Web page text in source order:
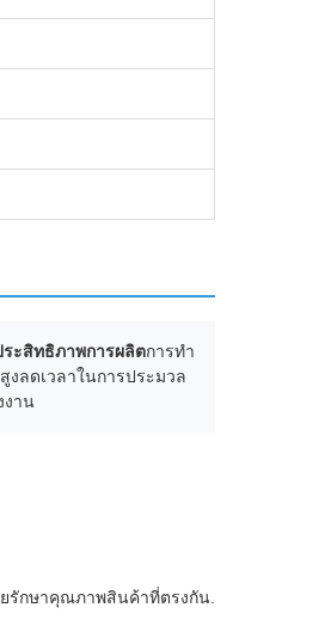
ระสิทธิภาพการผลิตการทํา
งลดเวลาในการประมวล
งาน
รักษาคุณภาพสินค้าที่ตรงกัน.